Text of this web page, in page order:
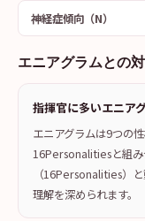
神経症傾向（N）
エニアグラムとの
指揮官に多いエニア
エニアグラムは9つの
16Personalitiesと組み
（16Personalities）
理解を深められます。